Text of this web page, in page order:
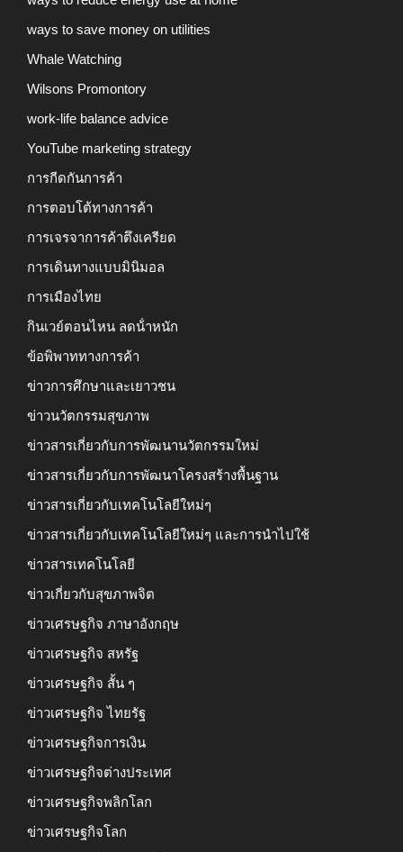
ways to save money on utilities
Whale Watching
Wilsons Promontory
work-life balance advice
YouTube marketing strategy
การกีดกันการค้า
การตอบโต้ทางการค้า
การเจรจาการค้าตึงเครียด
การเดินทางแบบมินิมอล
การเมืองไทย
กินเวย์ตอนไหน ลดน้ําหนัก
ข้อพิพาททางการค้า
ข่าวการศึกษาและเยาวชน
ข่าวนวัตกรรมสุขภาพ
ข่าวสารเกี่ยวกับการพัฒนานวัตกรรมใหม่
ข่าวสารเกี่ยวกับการพัฒนาโครงสร้างพื้นฐาน
ข่าวสารเกี่ยวกับเทคโนโลยีใหม่ๆ
ข่าวสารเกี่ยวกับเทคโนโลยีใหม่ๆ และการนำไปใช้
ข่าวสารเทคโนโลยี
ข่าวเกี่ยวกับสุขภาพจิต
ข่าวเศรษฐกิจ ภาษาอังกฤษ
ข่าวเศรษฐกิจ สหรัฐ
ข่าวเศรษฐกิจ สั้น ๆ
ข่าวเศรษฐกิจ ไทยรัฐ
ข่าวเศรษฐกิจการเงิน
ข่าวเศรษฐกิจต่างประเทศ
ข่าวเศรษฐกิจพลิกโลก
ข่าวเศรษฐกิจโลก